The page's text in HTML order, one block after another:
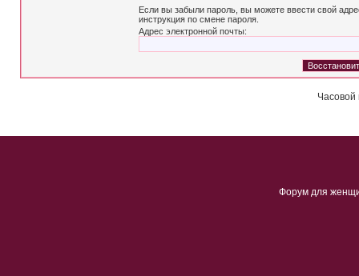
Если вы забыли пароль, вы можете ввести свой
инструкция по смене пароля.
Адрес электронной почты:
Часовой
Форум для